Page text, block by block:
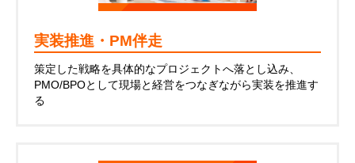
実装推進・PM伴走
策定した戦略を具体的なプロジェクトへ落とし込み、
PMO/BPOとして現場と経営をつなぎながら実装を推進す
る